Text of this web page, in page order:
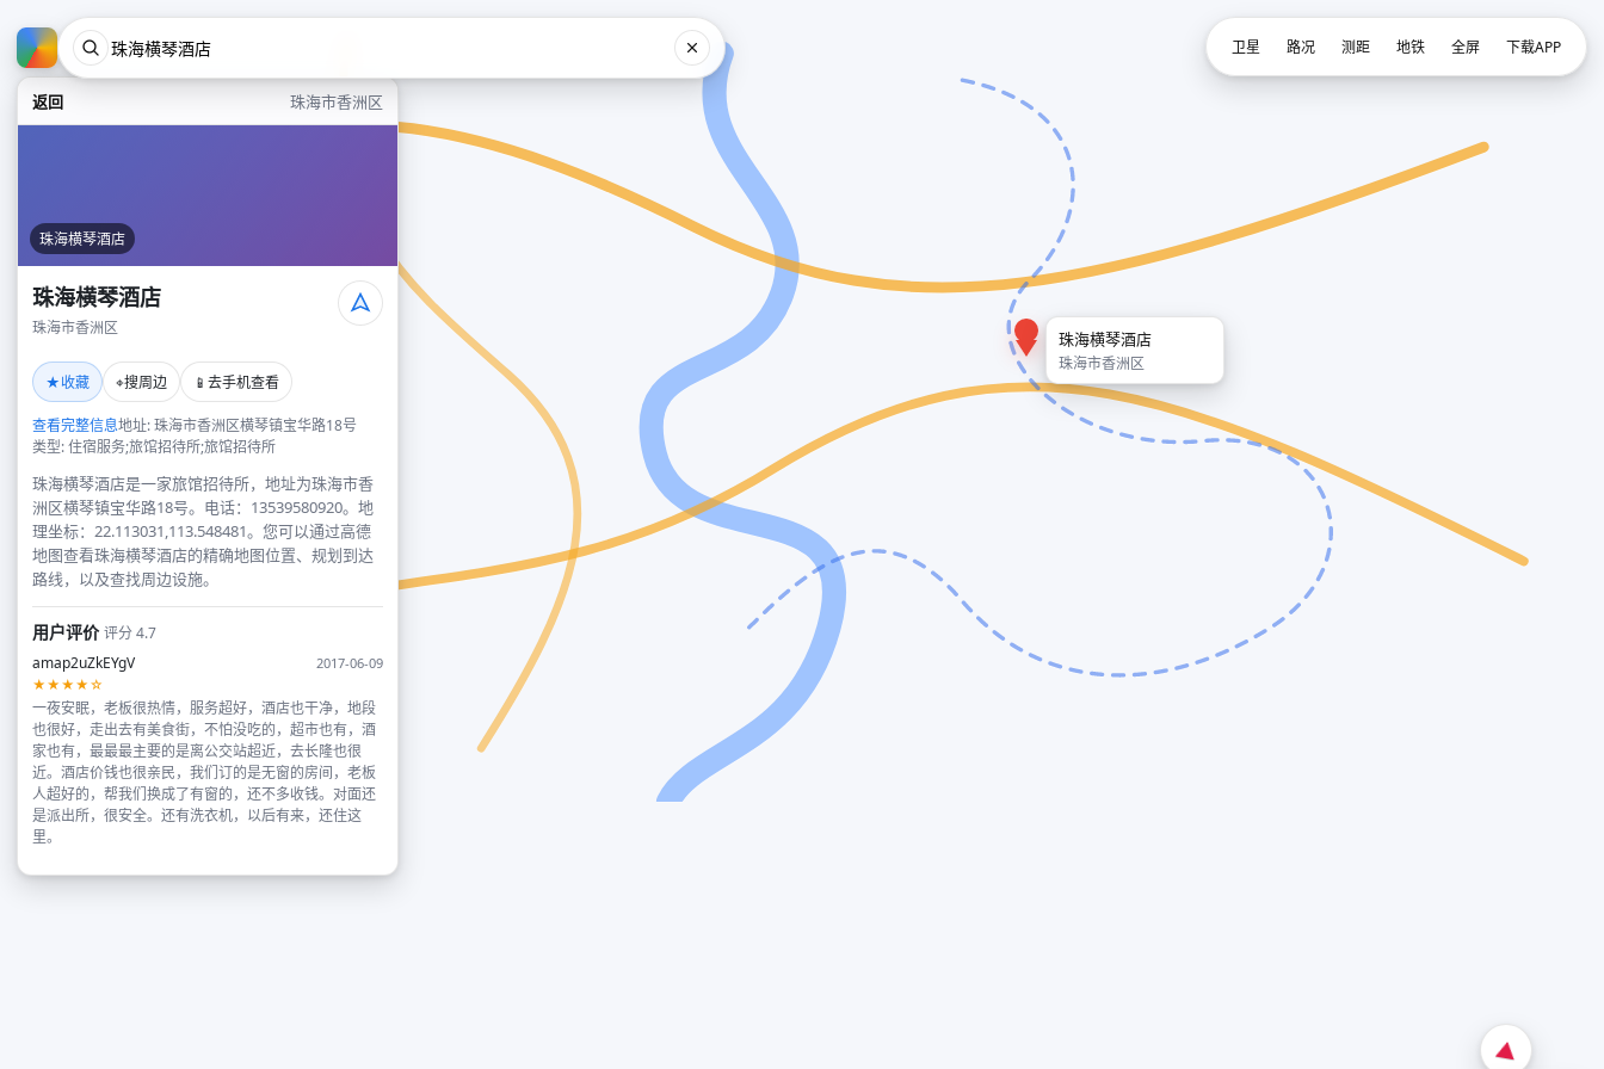
返回 珠海市香洲区
珠海横琴酒店
珠海横琴酒店
珠海市香洲区
★收藏 ⌖搜周边 📱 去手机查看
查看完整信息地址: 珠海市香洲区横琴镇宝华路18号
类型: 住宿服务;旅馆招待所;旅馆招待所
珠海横琴酒店是一家旅馆招待所，地址为珠海市香
洲区横琴镇宝华路18号。电话：13539580920。地
理坐标：22.113031,113.548481。您可以通过高德
地图查看珠海横琴酒店的精确地图位置、规划到达
路线，以及查找周边设施。
用户评价评分 4.7
amap2uZkEYgV
2017-06-09
★★★★☆
一夜安眠，老板很热情，服务超好，酒店也干净，地段
也很好，走出去有美食街，不怕没吃的，超市也有，酒
家也有，最最最主要的是离公交站超近，去长隆也很
近。酒店价钱也很亲民，我们订的是无窗的房间，老板
人超好的，帮我们换成了有窗的，还不多收钱。对面还
是派出所，很安全。还有洗衣机，以后有来，还住这
里。
珠海横琴酒店
珠海市香洲区
卫星 路况 测距 地铁 全屏 下载APP